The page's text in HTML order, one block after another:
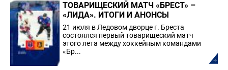
ТОВАРИЩЕСКИЙ МАТЧ «БРЕСТ» –
«ЛИДА». ИТОГИ И АНОНСЫ
21 июля в Ледовом дворце г. Бреста
состоялся первый товарищеский матч
этого лета между хоккейным командами
«Бр...